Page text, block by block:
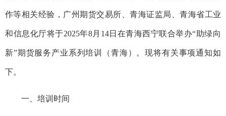
作等相关经验，广州期货交易所、青海证监局、青海省工业
和信息化厅将于2025年8月14日在青海西宁联合举办“助绿向
新”期货服务产业系列培训（青海）。现将有关事项通知如
下。
一、培训时间